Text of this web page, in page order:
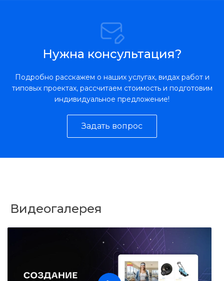
Нужна консультация?
Подробно расскажем о наших услугах, видах работ и
типовых проектах, рассчитаем стоимость и подготовим
индивидуальное предложение!
Задать вопрос
Видеогалерея